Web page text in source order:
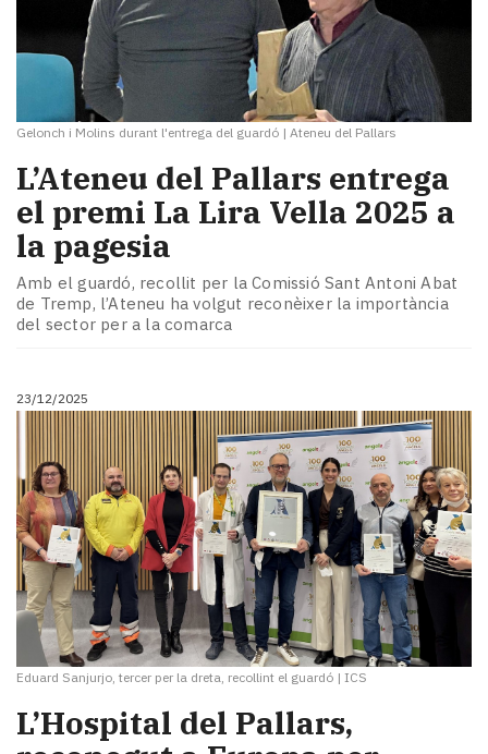
Gelonch i Molins durant l'entrega del guardó | Ateneu del Pallars
​L’Ateneu del Pallars entrega
el premi La Lira Vella 2025 a
la pagesia
Amb el guardó, recollit per la Comissió Sant Antoni Abat
de Tremp, l’Ateneu ha volgut reconèixer la importància
del sector per a la comarca
23/12/2025
Eduard Sanjurjo, tercer per la dreta, recollint el guardó | ICS
L’Hospital del Pallars,